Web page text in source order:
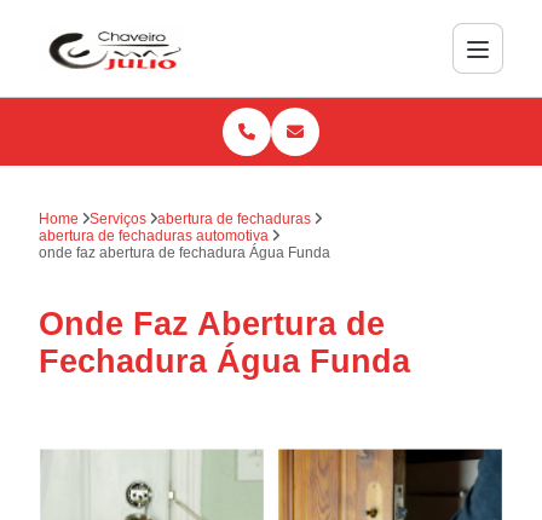
Home Serviços
abertura de fechaduras
abertura de fechaduras automotiva
onde faz abertura de fechadura Água Funda
Onde Faz Abertura de
Fechadura Água Funda